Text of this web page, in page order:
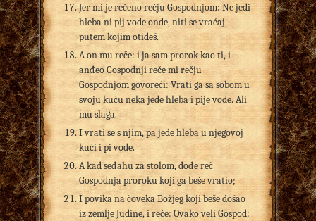
Jer mi je rečeno rečju Gospodnjom: Ne jedi
hleba ni pij vode onde, niti se vraćaj
putem kojim otideš.
A on mu reče: i ja sam prorok kao ti, i
anđeo Gospodnji reče mi rečju
Gospodnjom govoreći: Vrati ga sa sobom u
svoju kuću neka jede hleba i pije vode. Ali
mu slaga.
I vrati se s njim, pa jede hleba u njegovoj
kući i pi vode.
A kad seđahu za stolom, dođe reč
Gospodnja proroku koji ga beše vratio;
I povika na čoveka Božjeg koji beše došao
iz zemlje Judine, i reče: Ovako veli Gospod: